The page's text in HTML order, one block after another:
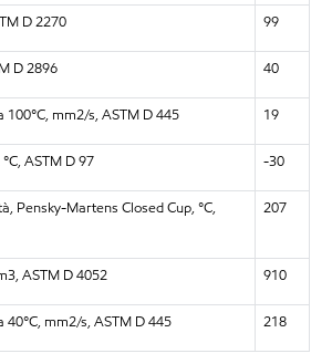
D 2270 99
D 2896 40
mm2/s, ASTM D 445 19
ASTM D 97 -30
Pensky-Martens Closed Cup, °C,
207
ASTM D 4052 910
mm2/s, ASTM D 445 218